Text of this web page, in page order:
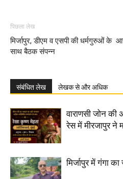
पिछला लेख
मिर्जापुर, डीएम व एसपी की धर्मगुरुओं के
साथ बैठक संपन्न
संबंधित लेख लेखक से और अधिक
वाराणसी जोन की
रेस में मीरजापुर ने
मिर्जापुर में गंगा